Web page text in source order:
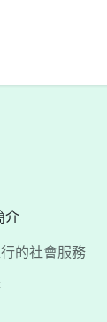
介
的社會服務